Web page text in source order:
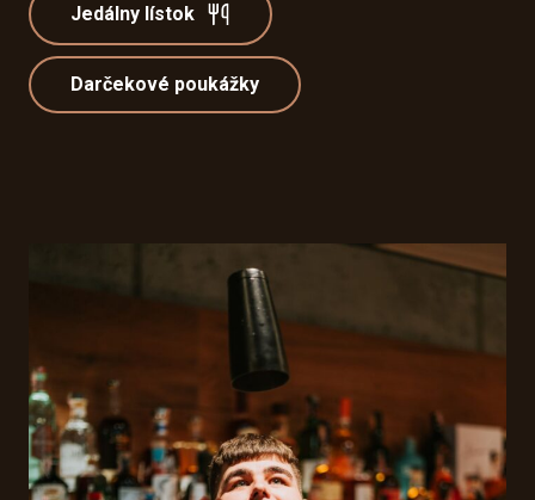
Jedálny lístok
Darčekové poukážky